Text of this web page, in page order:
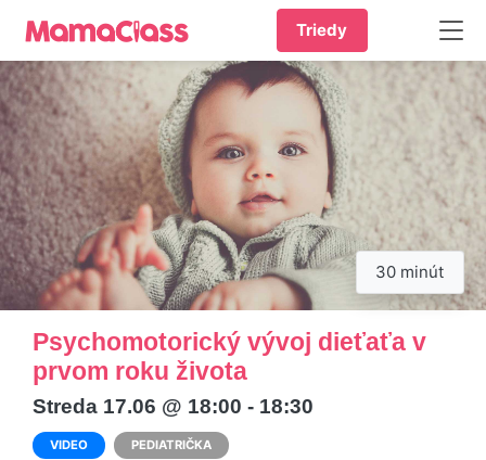
Triedy
30 minút
Psychomotorický vývoj dieťaťa v
prvom roku života
Streda 17.06 @ 18:00 - 18:30
VIDEO PEDIATRIČKA